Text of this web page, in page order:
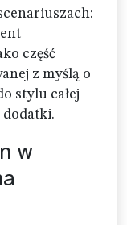
część
z myślą o
stylu całej
dodatki.
w